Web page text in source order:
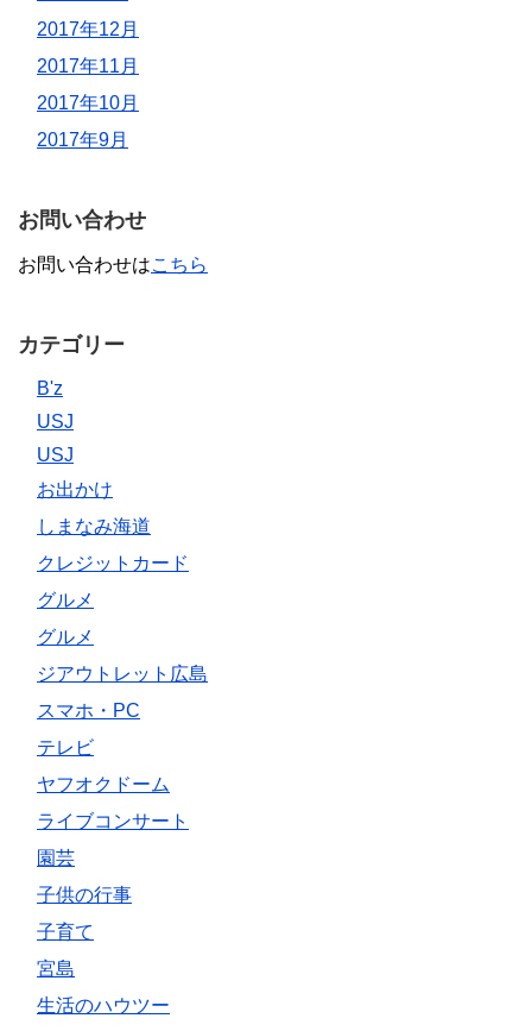
2017年12月
2017年11月
2017年10月
2017年9月
お問い合わせ
お問い合わせはこちら
カテゴリー
B'z
USJ
USJ
お出かけ
しまなみ海道
クレジットカード
グルメ
グルメ
ジアウトレット広島
スマホ・PC
テレビ
ヤフオクドーム
ライブコンサート
園芸
子供の行事
子育て
宮島
生活のハウツー